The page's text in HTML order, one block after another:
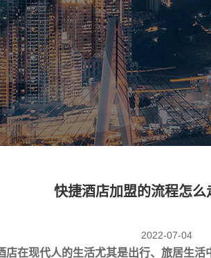
快捷酒店加盟的流程怎么
2022-07-04
在现代人的生活尤其是出行、旅居生